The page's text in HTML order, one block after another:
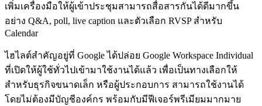
เพิ่มเครื่องมือให้ผู้เข้าประชุมสามารถสื่อสารกันได้ดีมากขึ้น
อย่าง Q&A, poll, live caption และตัวเลือก RVSP สำหรับ
Calendar
ไฮไลต์สำคัญอยู่ที่ Google ได้ปล่อย Google Workspace Individual
ที่เปิดให้ผู้ใช้ทั่วไปเข้ามาใช้งานได้แล้ว เพื่อเป็นทางเลือกให้
สำหรับธุรกิจขนาดเล็ก หรือผู้ประกอบการ สามารถใช้งานได้
โดยไม่ต้องมีบัญชีองค์กร พร้อมกับมีฟีเจอร์พรีเมียมมากมาย